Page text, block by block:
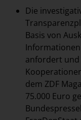
Die
Basis von
Informationen
anfordert
dem ZDF
75.000 Euro